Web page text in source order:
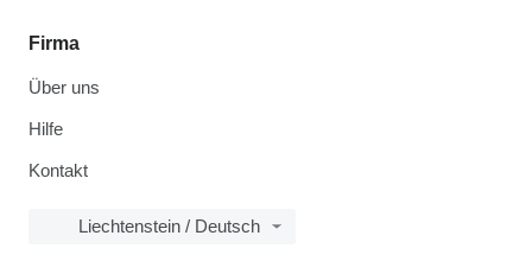
Firma
Über uns
Hilfe
Kontakt
Liechtenstein / Deutsch